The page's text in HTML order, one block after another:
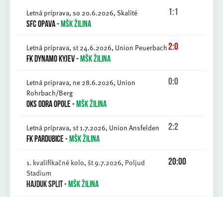
Letná príprava, so 20.6.2026, Skalité
SFC Opava-MŠK Žilina
1:1
Letná príprava, st 24.6.2026, Union Peuerbach
FK Dynamo Kyjev-MŠK Žilina
2:0
Letná príprava, ne 28.6.2026, Union
Rohrbach/Berg
OKS Odra Opole-MŠK Žilina
0:0
Letná príprava, st 1.7.2026, Union Ansfelden
FK Pardubice-MŠK Žilina
2:2
1. kvalifikačné kolo, št 9.7.2026, Poljud
Stadium
Hajduk Split-MŠK Žilina
20:00